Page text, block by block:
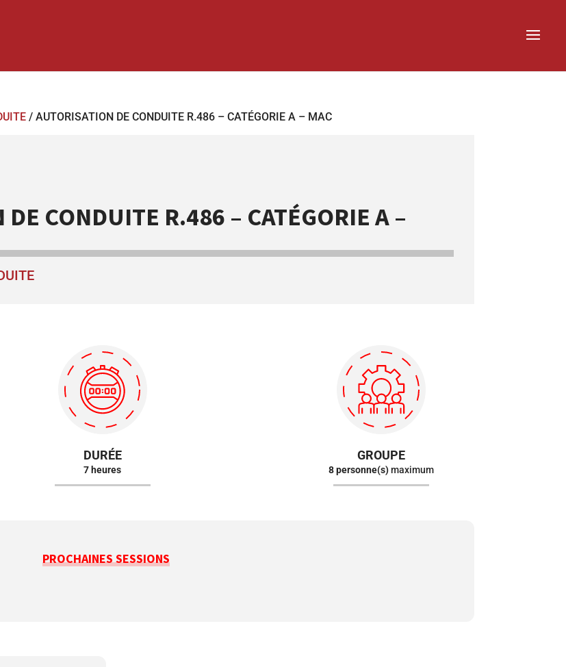
/ AUTORISATION DE CONDUITE R.486 – CATÉGORIE A – MAC
CONDUITE R.486 – CATÉGORIE A –
DURÉE
7 heures
GROUPE
8 personne(s)maximum
PROCHAINES SESSIONS